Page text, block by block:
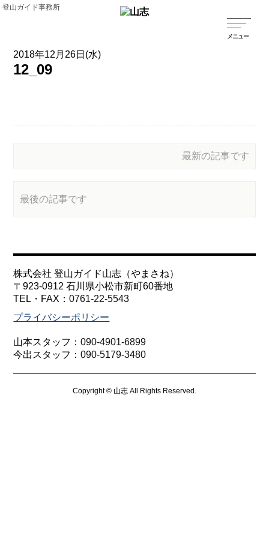
登山ガイド事務所
2018年12月26日(水)
12_09
最新の記事です
最後の記事です
株式会社 登山ガイド山志（やまさね）
〒923-0912 石川県小松市新町60番地
TEL・FAX：0761-22-5543
プライバシーポリシー
山本スタッフ：090-4901-6899
今出スタッフ：090-5179-3480
Copyright © 山志 All Rights Reserved.